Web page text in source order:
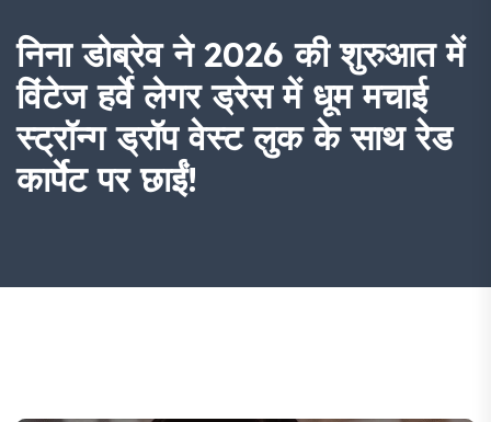
निना डोब्रेव ने 2026 की शुरुआत में
विंटेज हर्वे लेगर ड्रेस में धूम मचाई
स्ट्रॉन्ग ड्रॉप वेस्ट लुक के साथ रेड
कार्पेट पर छाईं!